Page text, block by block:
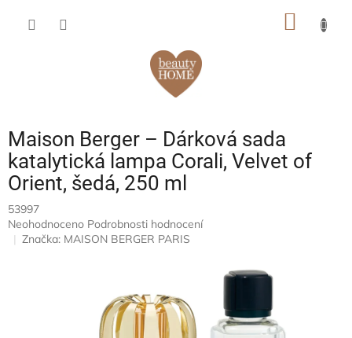
Maison Berger – Dárková sada
katalytická lampa Corali, Velvet of
Orient, šedá, 250 ml
53997
Průměrné
hodnocení
Neohodnoceno Podrobnosti hodnocení
Značka: MAISON BERGER PARIS